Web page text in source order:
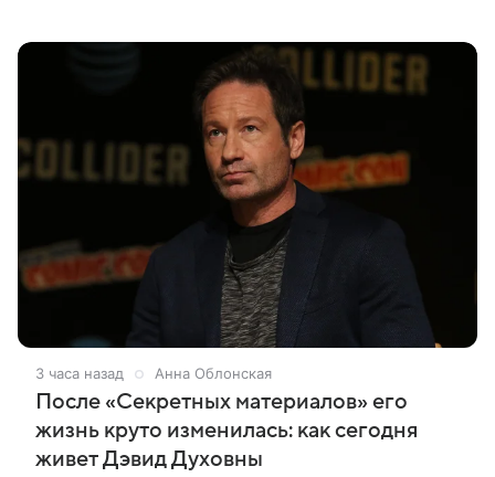
3 часа назад Анна Облонская
После «Секретных материалов» его
жизнь круто изменилась: как сегодня
живет Дэвид Духовны